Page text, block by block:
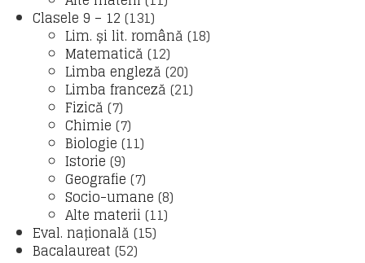
Clasele 9 – 12 (131)
Lim. și lit. română (18)
Matematică (12)
Limba engleză (20)
Limba franceză (21)
Fizică (7)
Chimie (7)
Biologie (11)
Istorie (9)
Geografie (7)
Socio-umane (8)
Alte materii (11)
Eval. națională (15)
Bacalaureat (52)